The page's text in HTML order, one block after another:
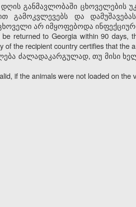
განმავლობაში ცხოველების
გამოკვლევებს და
არ იმყოფებოდა
be returned to Georgia within 90
of the recipient country certifies that
ძალადაკარგულად, თუ მისი
if the animals were not loaded on